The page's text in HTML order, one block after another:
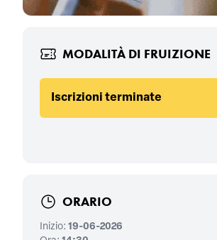
MODALITÀ DI FRUIZIONE
Iscrizioni terminate
ORARIO
Inizio: 19-06-2026